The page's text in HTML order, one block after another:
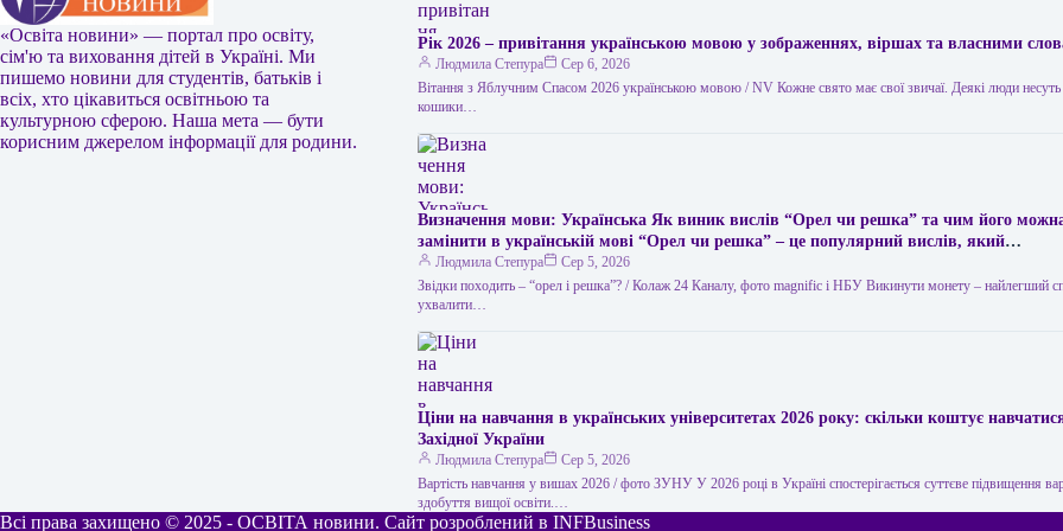
«Освіта новини» — портал про освіту,
сім'ю та виховання дітей в Україні. Ми
пишемо новини для студентів, батьків і
всіх, хто цікавиться освітньою та
культурною сферою. Наша мета — бути
корисним джерелом інформації для родини.
Рік 2026 – привітання українською мовою у зображеннях, віршах та власними
Людмила Степура
Сер 6, 2026
Вітання з Яблучним Спасом 2026 українською мовою / NV Кожне свято має свої звичаї. Деякі люди
кошики…
Визначення мови: Українська Як виник вислів “Орел чи решка” та чим його
замінити в українській мові “Орел чи решка” – це популярний вислів, який
використовується для позначення випадкового вибору або вирішення суперечки за
допомогою підкидання монети. Його походження пов’язане з давньою традицією,
одній стороні монети зображували орла, а на іншій – герб міста чи інший символ,
коли немає можливості прийняти рішення іншим шляхом. Він широко
повсякденному житті, а також у літературі та кіно. Якщо ви хочете замінити вислів
решка” в…
Людмила Степура
Сер 5, 2026
Звідки походить – “орел і решка”? / Колаж 24 Каналу, фото magnific і НБУ Викинути монету – найлегший
ухвалити…
Ціни на навчання в українських університетах 2026 року: скільки коштує
Західної України
Людмила Степура
Сер 5, 2026
Вартість навчання у вишах 2026 / фото ЗУНУ У 2026 році в Україні спостерігається суттєве підвищення
здобуття вищої освіти.…
Всі права захищено © 2025 - ОСВІТА новини. Сайт розроблений в INFBusiness